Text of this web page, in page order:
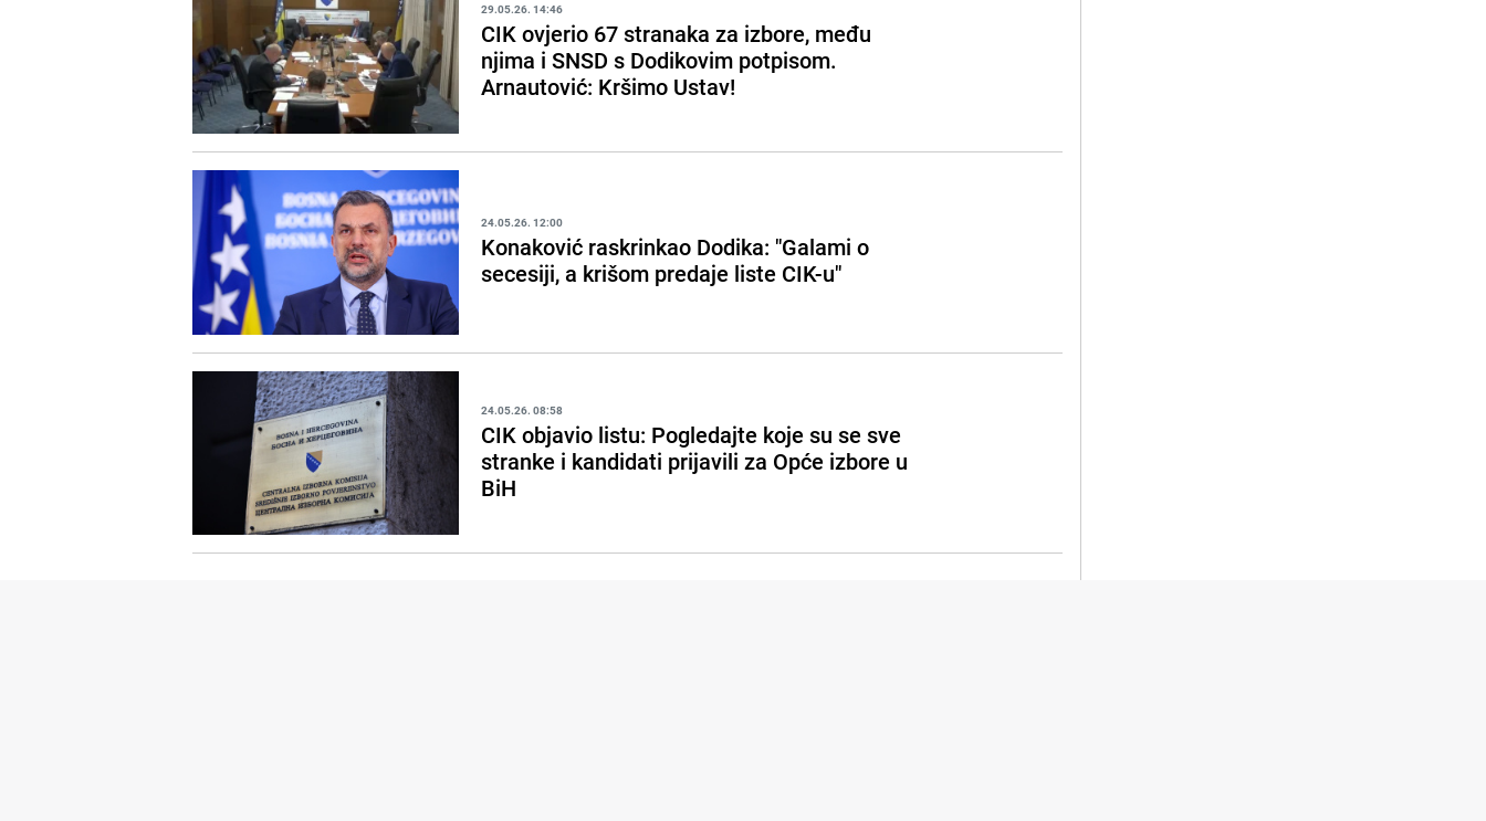
29.05.26. 14:46
CIK ovjerio 67 stranaka za izbore, među
njima i SNSD s Dodikovim potpisom.
Arnautović: Kršimo Ustav!
24.05.26. 12:00
Konaković raskrinkao Dodika: "Galami o
secesiji, a krišom predaje liste CIK-u"
24.05.26. 08:58
CIK objavio listu: Pogledajte koje su se sve
stranke i kandidati prijavili za Opće izbore u
BiH